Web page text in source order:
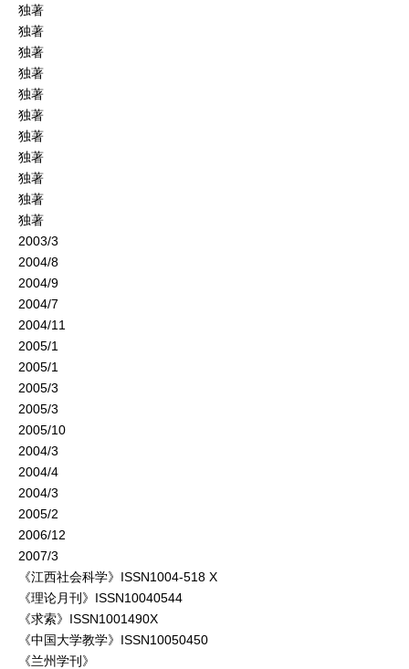
独著
独著
独著
独著
独著
独著
独著
独著
独著
独著
独著
2003/3
2004/8
2004/9
2004/7
2004/11
2005/1
2005/1
2005/3
2005/3
2005/10
2004/3
2004/4
2004/3
2005/2
2006/12
2007/3
《江西社会科学》ISSN1004-518 X
《理论月刊》ISSN10040544
《求索》ISSN1001490X
《中国大学教学》ISSN10050450
《兰州学刊》